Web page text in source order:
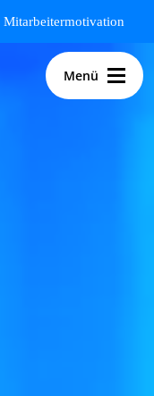
Mitarbeitermotivation
Menü